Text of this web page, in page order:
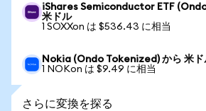
iShares Semiconductor ETF
米ドル
1 SOXXon は $536.43 に相当
Nokia (Ondo Tokenized) から 米ド
1 NOKon は $9.49 に相当
さらに変換を探る